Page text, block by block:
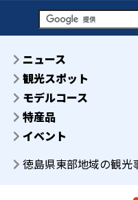
ニュース
観光スポット
モデルコース
特産品
イベント
徳島県東部地域の観光